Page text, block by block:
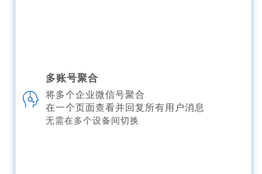
多账号聚合
将多个企业微信号聚合
在一个页面查看并回复所有用户消息
无需在多个设备间切换